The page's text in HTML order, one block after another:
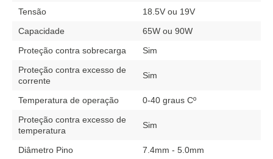
Tensão
18.5V ou 19V
Capacidade
65W ou 90W
Proteção contra sobrecarga
Sim
Proteção contra excesso de
corrente
Sim
Temperatura de operação
0-40 graus Cº
Proteção contra excesso de
temperatura
Sim
Diâmetro Pino
7.4mm - 5.0mm